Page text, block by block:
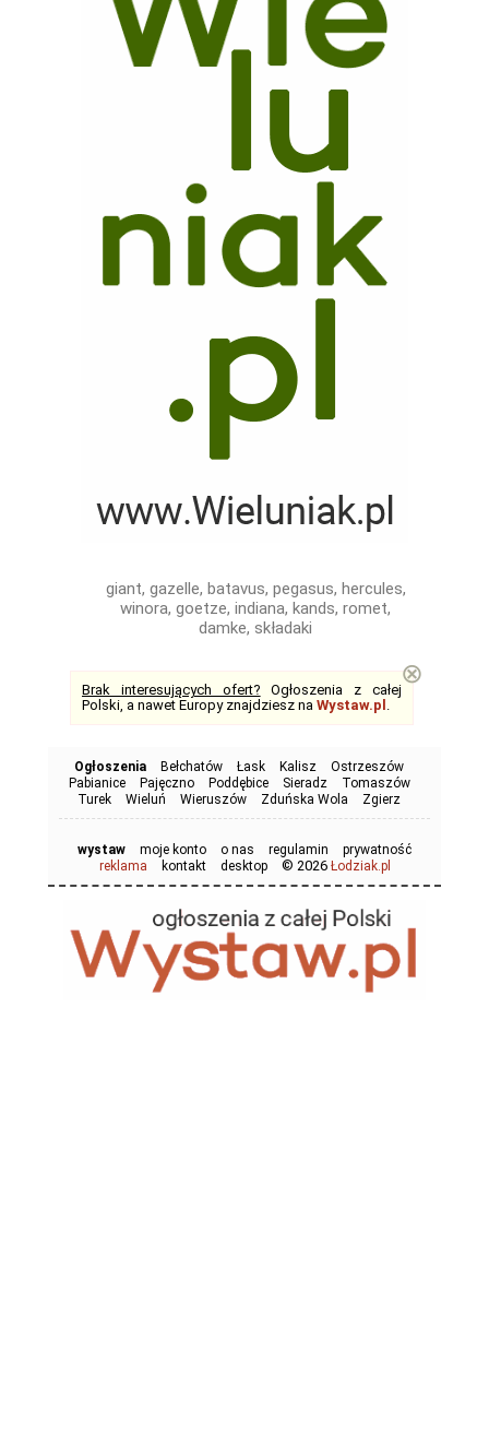
giant, gazelle, batavus, pegasus, hercules,
winora, goetze, indiana, kands, romet,
damke, składaki
Brak interesujących ofert? Ogłoszenia z całej
Polski, a nawet Europy znajdziesz na Wystaw.pl .
⊗
Ogłoszenia Bełchatów Łask Kalisz
Ostrzeszów
Pabianice
Pajęczno Poddębice Sieradz
Tomaszów
Turek
Wieluń Wieruszów Zduńska Wola Zgierz
wystaw moje konto o nas regulamin
prywatność
reklama
kontakt desktop © 2026 Łodziak.pl